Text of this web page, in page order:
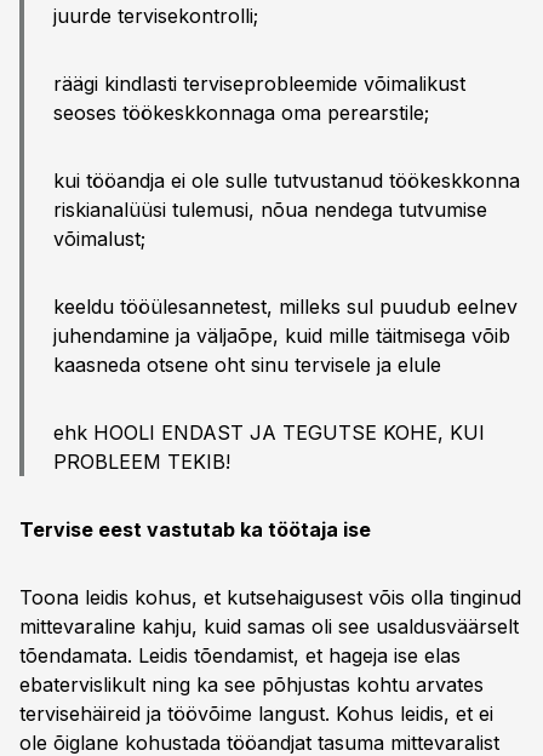
juurde tervisekontrolli;
räägi kindlasti terviseprobleemide võimalikust
seoses töökeskkonnaga oma perearstile;
kui tööandja ei ole sulle tutvustanud töökeskkonna
riskianalüüsi tulemusi, nõua nendega tutvumise
võimalust;
keeldu tööülesannetest, milleks sul puudub eelnev
juhendamine ja väljaõpe, kuid mille täitmisega võib
kaasneda otsene oht sinu tervisele ja elule
ehk HOOLI ENDAST JA TEGUTSE KOHE, KUI
PROBLEEM TEKIB!
Tervise eest vastutab ka töötaja ise
Toona leidis kohus, et kutsehaigusest võis olla tinginud
mittevaraline kahju, kuid samas oli see usaldusväärselt
tõendamata. Leidis tõendamist, et hageja ise elas
ebatervislikult ning ka see põhjustas kohtu arvates
tervisehäireid ja töövõime langust. Kohus leidis, et ei
ole õiglane kohustada tööandjat tasuma mittevaralist